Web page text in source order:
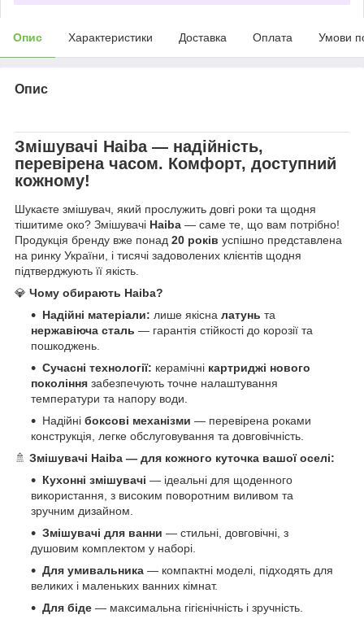
Опис Характеристики Доставка Оплата Умови
Опис
Змішувачі Haiba— надійність,
перевірена часом. Комфорт, доступний
кожному!
Шукаєте змішувач, який прослужить довгі роки та щодня
тішитиме око? Змішувачі Haiba — саме те, що вам потрібно!
Продукція бренду вже понад 20 років успішно представлена
на ринку України, і тисячі задоволених клієнтів щодня
підтверджують її якість.
💎 Чому обирають Haiba?
Надійні матеріали: лише якісна латунь та
нержавіюча сталь — гарантія стійкості до корозії та
пошкоджень.
Сучасні технології: керамічні картриджі нового
покоління забезпечують точне налаштування
температури та напору води.
Надійні боксові механізми — перевірена роками
конструкція, легке обслуговування та довговічність.
🚿 Змішувачі Haiba — для кожного куточка вашої оселі:
Кухонні змішувачі — ідеальні для щоденного
використання, з високим поворотним виливом та
зручним дизайном.
Змішувачі для ванни — стильні, довговічні, з
душовим комплектом у наборі.
Для умивальника — компактні моделі, підходять для
великих і маленьких ванних кімнат.
Для біде — максимальна гігієнічність і зручність.